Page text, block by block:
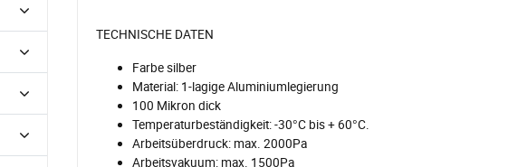
TECHNISCHE DATEN
Farbe silber
Material: 1-lagige Aluminiumlegierung
100 Mikron dick
Temperaturbeständigkeit: -30°C bis + 60°C.
Arbeitsüberdruck: max. 2000Pa
Arbeitsvakuum: max. 1500Pa